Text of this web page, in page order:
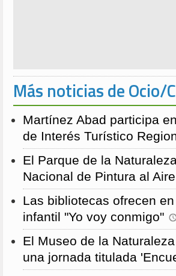
Más noticias de
Martínez Abad participa
de Interés Turístico
El Parque de la
Nacional de Pintura al
Las bibliotecas ofrecen
infantil "Yo voy conmigo"
El Museo de la
una jornada titulada